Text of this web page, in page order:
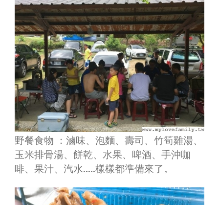
野餐食物 ：滷味、泡麵、壽司、竹筍雞湯、
玉米排骨湯、餅乾、水果、啤酒、手沖咖
啡、果汁、汽水…..樣樣都準備來了。